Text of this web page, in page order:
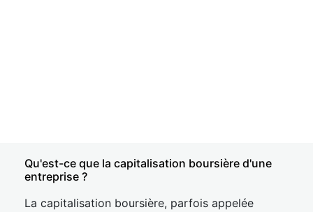
Qu'est-ce que la capitalisation boursière d'une
entreprise ?
La capitalisation boursière, parfois appelée